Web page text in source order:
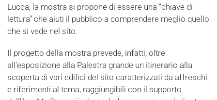
Lucca, la mostra si propone di essere una “chiave di
lettura” che aiuti il pubblico a comprendere meglio quello
che si vede nel sito.
Il progetto della mostra prevede, infatti, oltre
all’esposizione alla Palestra grande un itinerario alla
scoperta di vari edifici del sito caratterizzati da affreschi
e riferimenti al tema, raggiungibili con il supporto